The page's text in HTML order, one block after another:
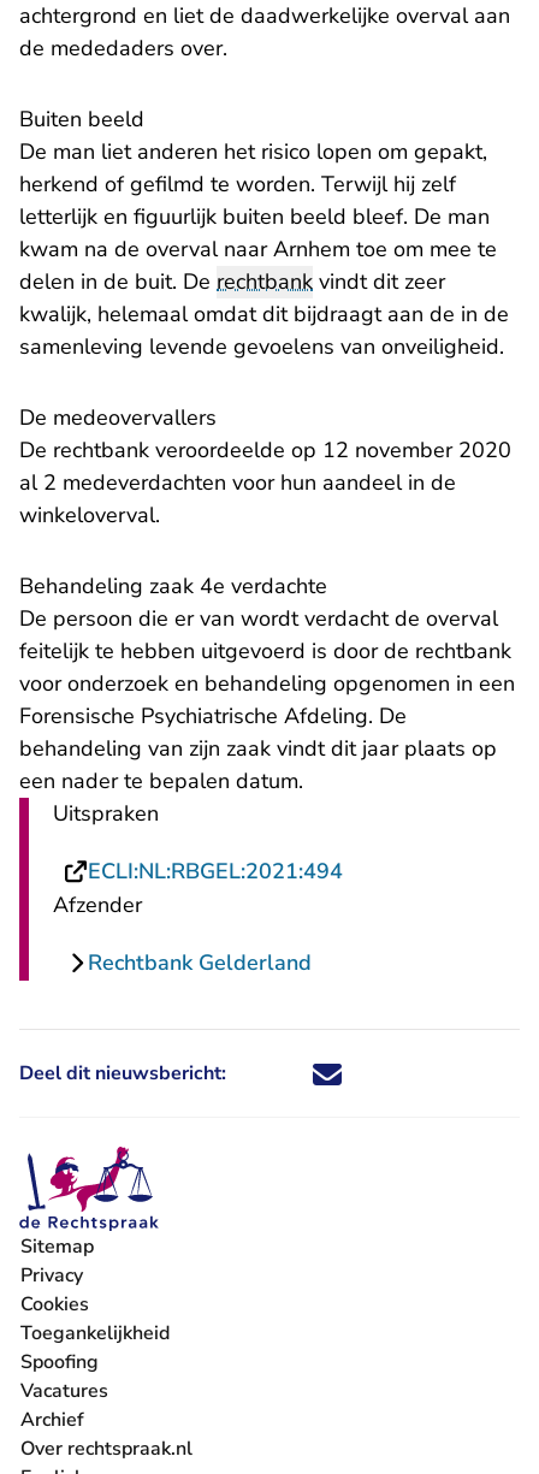
achtergrond en liet de daadwerkelijke overval aan
de mededaders over.
​Buiten beeld
De man liet anderen het risico lopen om gepakt,
herkend of gefilmd te worden. Terwijl hij zelf
letterlijk en figuurlijk buiten beeld bleef. De man
kwam na de overval naar Arnhem toe om mee te
delen in de buit. De rechtbank vindt dit zeer
kwalijk, helemaal omdat dit bijdraagt aan de in de
samenleving levende gevoelens van onveiligheid.
​De medeovervallers
De rechtbank veroordeelde op 12 november 2020
al 2 medeverdachten voor hun aandeel in de
winkeloverval.
Behandeling zaak 4e verdachte
De persoon die er van wordt verdacht de overval
feitelijk te hebben uitgevoerd is door de rechtbank
voor onderzoek en behandeling opgenomen in een
Forensische Psychiatrische Afdeling. De
behandeling van zijn zaak vindt dit jaar plaats op
een nader te bepalen datum.
Uitspraken
ECLI:NL:RBGEL:2021:494- U verlaat
Afzender
Rechtbank Gelderland
Deel dit nieuwsbericht: Deel dit nieuwsbericht via X -
Deel dit nieuwsbericht via
Deel dit nieuwsbericht
Deel dit
Sitemap
Privacy
Cookies
Toegankelijkheid
Spoofing
Vacatures
- U verlaat Rechtspraak.nl
Archief
Over rechtspraak.nl